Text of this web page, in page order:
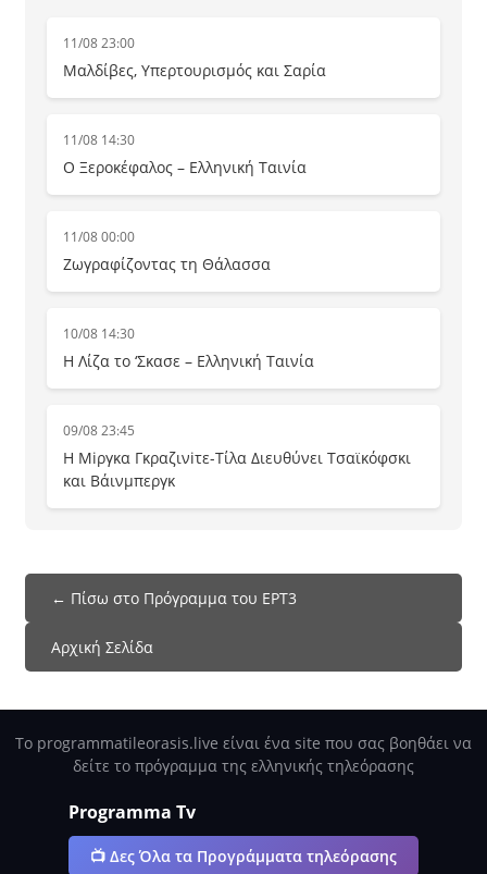
11/08 23:00
Μαλδίβες, Υπερτουρισμός και Σαρία
11/08 14:30
Ο Ξεροκέφαλος – Ελληνική Ταινία
11/08 00:00
Ζωγραφίζοντας τη Θάλασσα
10/08 14:30
Η Λίζα το ‘Σκασε – Ελληνική Ταινία
09/08 23:45
Η Μiργκα Γκραζινiτε-Τίλα Διευθύνει Τσαϊκόφσκι
και Βάινμπεργκ
← Πίσω στο Πρόγραμμα του ΕΡΤ3
Αρχική Σελίδα
Το programmatileorasis.live είναι ένα site που σας βοηθάει να
δείτε το πρόγραμμα της ελληνικής τηλεόρασης
Programma Tv
📺 Δες Όλα τα Προγράμματα τηλεόρασης